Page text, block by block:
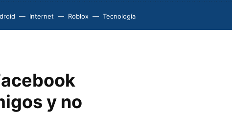
Internet Roblox Tecnología
y no